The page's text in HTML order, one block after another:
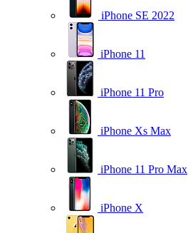
iPhone SE 2022
iPhone 11
iPhone 11 Pro
iPhone Xs Max
iPhone 11 Pro Max
iPhone X